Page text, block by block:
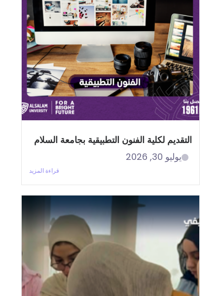
التقديم لكلية الفنون التطبيقية بجامعة السلام
يوليو 30, 2026
قراءة المزيد